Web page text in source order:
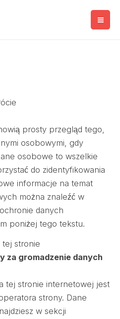
prosty przegląd tego,
osobowymi, gdy
osobowe to wszelkie
do zidentyfikowania
informacje na temat
można znaleźć w
danych
poniżej tego tekstu.
tej stronie
za gromadzenie danych
tej stronie internetowej jest
strony. Dane
w sekcji